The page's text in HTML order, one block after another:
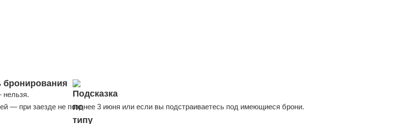
бронирования
— при заезде не позднее 3 июня или если вы подстраиваетесь под имеющиеся брони.